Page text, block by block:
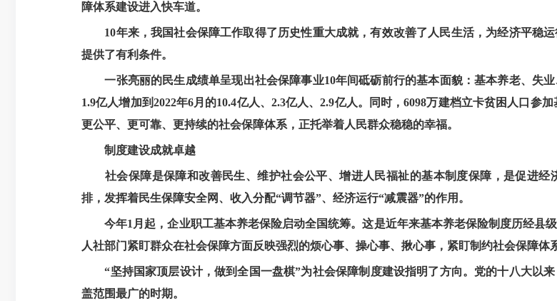
障体系建设进入快车道。
10年来，我国社会保障工作取得了历史性重大成就，有效改善了人民生活，为经济平稳
提供了有利条件。
一张亮丽的民生成绩单呈现出社会保障事业10年间砥砺前行的基本面貌：基本养老、失
1.9亿人增加到2022年6月的10.4亿人、2.3亿人、2.9亿人。同时，6098万建档立卡贫困人口参
更公平、更可靠、更持续的社会保障体系，正托举着人民群众稳稳的幸福。
制度建设成就卓越
社会保障是保障和改善民生、维护社会公平、增进人民福祉的基本制度保障，是促进
排，发挥着民生保障安全网、收入分配“调节器”、经济运行“减震器”的作用。
今年1月起，企业职工基本养老保险启动全国统筹。这是近年来基本养老保险制度历经县
人社部门紧盯群众在社会保障方面反映强烈的烦心事、操心事、揪心事，紧盯制约社会保障体
“坚持国家顶层设计，做到全国一盘棋”为社会保障制度建设指明了方向。党的十八大以
盖范围最广的时期。